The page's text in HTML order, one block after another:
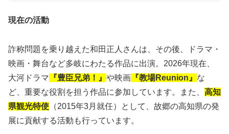
現在の活動
詐称問題を乗り越えた和田正人さんは、その後、ドラマ・
映画・舞台など多岐にわたる作品に出演。2026年現在、
大河ドラマ 『豊臣兄弟！』 や映画 『教場Reunion』 な
ど、重要な役割を担う作品に参加しています。また、 高知
県観光特使 （2015年3月就任）として、故郷の高知県の発
展に貢献する活動も行っています。